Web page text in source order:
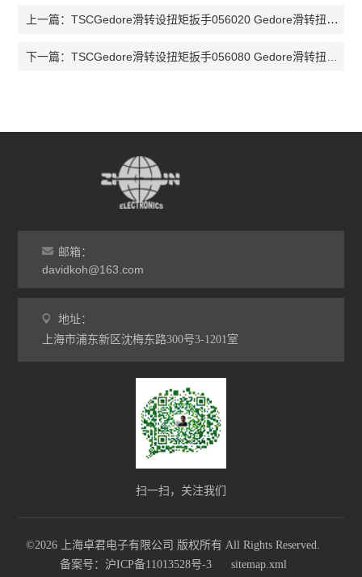
上一篇：TSCGedore滑转设扭矩扳手056020 Gedore滑转扭力扳手TSC 10扭矩扳手TSC
下一篇：TSCGedore滑转设扭矩扳手056080 Gedore滑转扭力扳手TSC 90扭矩扳手TSC
邮箱：
davidkoh@163.com
地址：
上海市浦东新区沈梅东路300号3-1201室
扫一扫，关注我们
©2026 上海卓君电子有限公司 版权所有 All Rights Reserved.
备案号：沪ICP备11013528号-3
sitemap.xml